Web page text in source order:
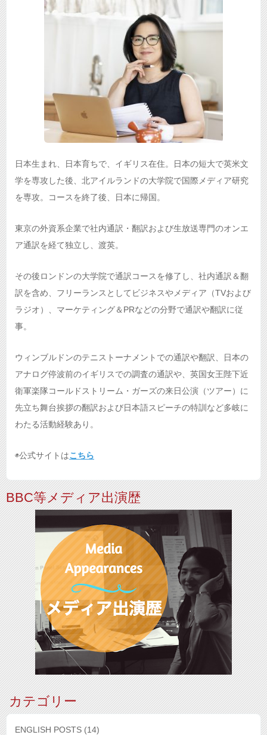
日本生まれ、日本育ちで、イギリス在住。日本の短大で英米文
学を専攻した後、北アイルランドの大学院で国際メディア研究
を専攻。コースを終了後、日本に帰国。
東京の外資系企業で社内通訳・翻訳および生放送専門のオンエ
ア通訳を経て独立し、渡英。
その後ロンドンの大学院で通訳コースを修了し、社内通訳＆翻
訳を含め、フリーランスとしてビジネスやメディア（TVおよび
ラジオ）、マーケティング＆PRなどの分野で通訳や翻訳に従
事。
ウィンブルドンのテニストーナメントでの通訳や翻訳、日本の
アナログ停波前のイギリスでの調査の通訳や、英国女王陛下近
衛軍楽隊コールドストリーム・ガーズの来日公演（ツアー）に
先立ち舞台挨拶の翻訳および日本語スピーチの特訓など多岐に
わたる活動経験あり。
◉公式サイトはこちら
BBC等メディア出演歴
カテゴリー
ENGLISH POSTS (14)